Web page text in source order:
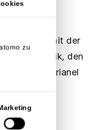
zu
Dialog mit der
den
Sicht der Trianel
zu